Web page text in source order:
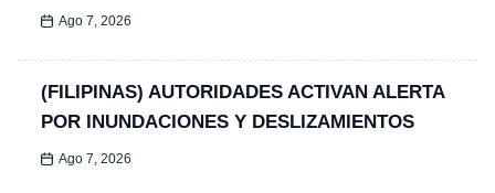
Ago 7, 2026
(FILIPINAS) AUTORIDADES ACTIVAN ALERTA
POR INUNDACIONES Y DESLIZAMIENTOS
Ago 7, 2026